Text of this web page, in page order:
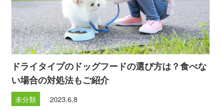
ドライタイプのドッグフードの選び方は？食べな
い場合の対処法もご紹介
未分類
2023.6.8